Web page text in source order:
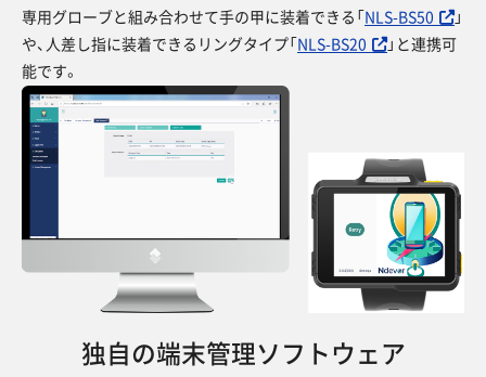
専用グローブと組み合わせて手の甲に装着できる「 NLS-BS50
」
や、人差し指に装着できるリングタイプ「 NLS-BS20
」と連携可
能です。
独自の端末管理ソフトウェア